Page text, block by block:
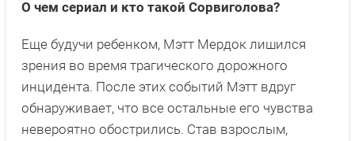
О чем сериал и кто такой Сорвиголова?
Еще будучи ребенком, Мэтт Мердок лишился
зрения во время трагического дорожного
инцидента. После этих событий Мэтт вдруг
обнаруживает, что все остальные его чувства
невероятно обострились. Став взрослым,